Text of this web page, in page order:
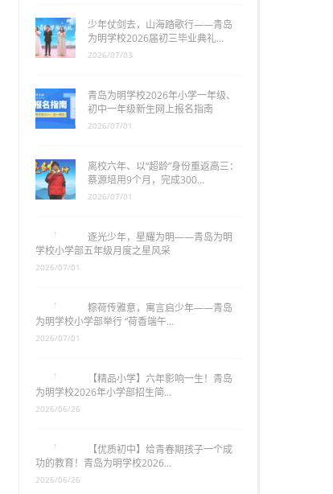
少年仗剑去，山海踏歌行——青岛
为明学校2026届初三毕业典礼…
2026/07/03
青岛为明学校2026年小学一年级、
初中一年级新生网上报名指南
2026/07/01
离校六年、以“超龄”身份重返高三：
蔡源培用9个月，完成300…
2026/07/01
逐光少年，星耀为明——青岛为明
学校小学部五年级月度之星风采
粽荷传雅意，寓言启少年——青岛
为明学校小学部举行 “荷香端午…
【精品小学】六年影响一生！青岛
为明学校2026年小学部招生简…
2026/06/26
【优质初中】给青春期孩子一个成
功的教育！青岛为明学校2026…